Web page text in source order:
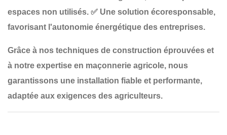
espaces non utilisés. ✅ Une solution écoresponsable,
favorisant l'autonomie énergétique des entreprises.
Grâce à nos techniques de construction éprouvées et
à notre expertise en maçonnerie agricole, nous
garantissons une installation fiable et performante,
adaptée aux exigences des agriculteurs.